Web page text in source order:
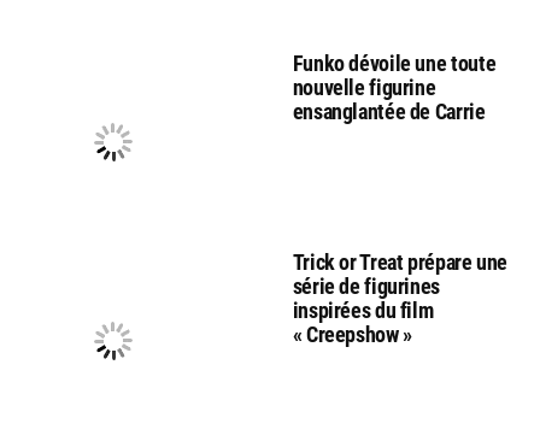
Funko dévoile une toute
nouvelle figurine
ensanglantée de Carrie
Trick or Treat prépare une
série de figurines
inspirées du film
« Creepshow »